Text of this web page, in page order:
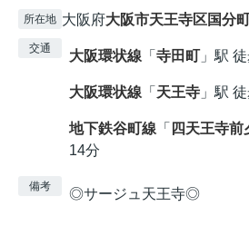
所在地 大阪府大阪市天王寺区国分
交通 大阪環状線 「 寺田町 」駅
大阪環状線 「 天王寺 」駅
地下鉄谷町線 「 四天王寺前
14分
備考 ◎サージュ天王寺◎